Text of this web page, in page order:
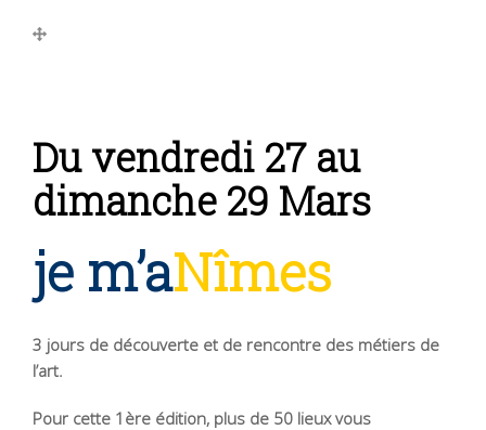
Du vendredi 27 au
dimanche 29 Mars
je m’aNîmes
3 jours de découverte et de rencontre des métiers de
l’art.
Pour cette 1ère édition, plus de 50 lieux vous